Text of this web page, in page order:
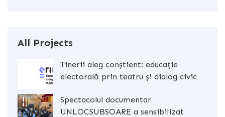
All Projects
Tinerii aleg conștient: educație
electorală prin teatru și dialog civic
Spectacolul documentar
UNLOCSUBSOARE a sensibilizat